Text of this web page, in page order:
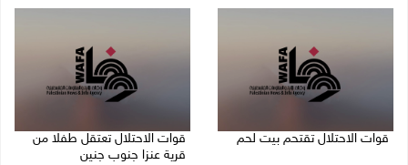
قوات الاحتلال تقتحم بيت لحم
قوات الاحتلال تعتقل طفلا من
قرية عنزا جنوب جنين